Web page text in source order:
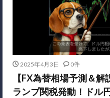
2025年4月3日 0件
【FX為替相場予測＆解
ランプ関税発動！ドル